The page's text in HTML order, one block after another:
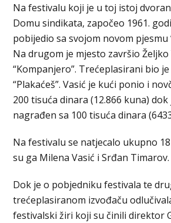
Na festivalu koji je u toj istoj
Domu sindikata, započeo 1961.
pobijedio sa svojom novom pjesmu
Na drugom je mjesto završio Željko
“Kompanjero”. Trećeplasirani bio
“Plakaćeš”. Vasić je kući ponio i
200 tisuća dinara (12.866 kuna) dok
nagrađen sa 100 tisuća dinara
Na festivalu se natjecalo ukupno
su ga Milena Vasić i Srđan Timarov.
Dok je o pobjedniku festivala te
trećeplasiranom izvođaču
festivalski žiri koji su činili direktor